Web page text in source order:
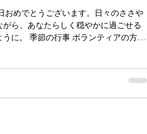
おめでとうございます。日々のささや
ら、あなたらしく穏やかに過ごせる
に。 季節の行事 ボランティアの方を
味しい」と一味違う味わいで皆さん満
。 共生型デイサービス懐 2026/4/30